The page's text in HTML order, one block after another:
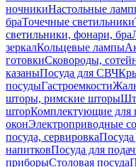
ночникиНастольные
браТочечные светильники
светильники, фонари, бра
зеркалКольцевые лампы
готовкиСковороды,
казаныПосуда для СВЧ
посудыГастроемкости
шторы, римские шторы
шторКомплектующие для
оконЭлектроприводные
посуда, сервировкаПосуда
напитковПосуда для
приборыСтоловая посуда